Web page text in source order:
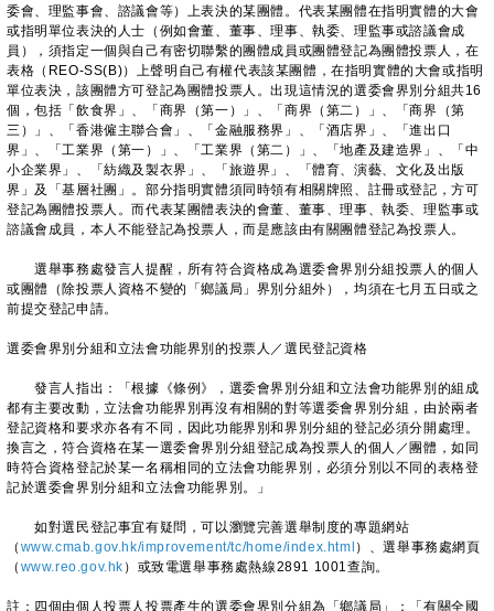
委會、理監事會、諮議會等）上表決的某團體。代表某團體在指明實體的大會
或指明單位表決的人士（例如會董、董事、理事、執委、理監事或諮議會成
員），須指定一個與自己有密切聯繫的團體成員或團體登記為團體投票人，在
表格（REO-SS(B)）上聲明自己有權代表該某團體，在指明實體的大會或指明
單位表決，該團體方可登記為團體投票人。出現這情況的選委會界別分組共16
個，包括「飲食界」、「商界（第一）」、「商界（第二）」、「商界（第
三）」、「香港僱主聯合會」、「金融服務界」、「酒店界」、「進出口
界」、「工業界（第一）」、「工業界（第二）」、「地產及建造界」、「中
小企業界」、「紡織及製衣界」、「旅遊界」、「體育、演藝、文化及出版
界」及「基層社團」。部分指明實體須同時領有相關牌照、註冊或登記，方可
登記為團體投票人。而代表某團體表決的會董、董事、理事、執委、理監事或
諮議會成員，本人不能登記為投票人，而是應該由有關團體登記為投票人。
選舉事務處發言人提醒，所有符合資格成為選委會界別分組投票人的個人
或團體（除投票人資格不變的「鄉議局」界別分組外），均須在七月五日或之
前提交登記申請。
選委會界別分組和立法會功能界別的投票人／選民登記資格
發言人指出：「根據《條例》，選委會界別分組和立法會功能界別的組成
都有主要改動，立法會功能界別再沒有相關的對等選委會界別分組，由於兩者
登記資格和要求亦各有不同，因此功能界別和界別分組的登記必須分開處理。
換言之，符合資格在某一選委會界別分組登記成為投票人的個人／團體，如同
時符合資格登記於某一名稱相同的立法會功能界別，必須分別以不同的表格登
記於選委會界別分組和立法會功能界別。」
如對選民登記事宜有疑問，可以瀏覽完善選舉制度的專題網站
（ www.cmab.gov.hk/improvement/tc/home/index.html ）、選舉事務處網頁
（ www.reo.gov.hk ）或致電選舉事務處熱線2891 1001查詢。
註：四個由個人投票人投票產生的選委會界別分組為「鄉議局」；「有關全國